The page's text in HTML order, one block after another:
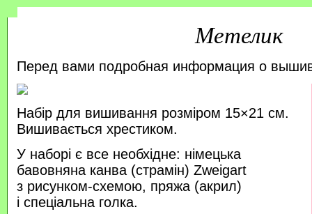
Метелик
Перед вами подробная информация о
Набір для вишивання розміром 15×21 см.
Вишивається хрестиком.
У наборі є все необхідне: німецька
бавовняна канва (страмін) Zweigart
з рисунком-схемою, пряжа (акрил)
і спеціальна голка.